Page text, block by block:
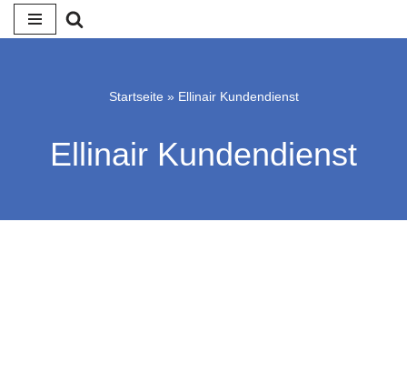
Startseite » Ellinair Kundendienst
Ellinair Kundendienst